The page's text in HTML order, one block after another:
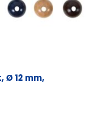
Ø 12 mm,